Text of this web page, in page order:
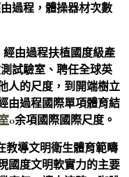
過程，體操器材次數
由過程扶植國度級產
試驗室、聘任全球英
人的尺度，到開端樹立
由過程國際單項體育結
0余項國際國際尺度。
教導文明衛生體育範疇
國度文明軟實力的主要